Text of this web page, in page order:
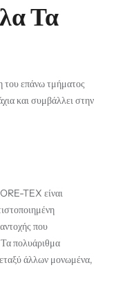
Τα
του επάνω τμήματος
και συμβάλλει στην
TEX είναι
που
Τα πολυάριθμα
άλλων μονωμένα,